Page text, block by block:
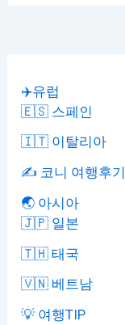
✈️유럽
🇪🇸 스페인
🇮🇹 이탈리아
✍️ 코니 여행후기
🌏 아시아
🇯🇵 일본
🇹🇭 태국
🇻🇳 베트남
💡 여행TIP